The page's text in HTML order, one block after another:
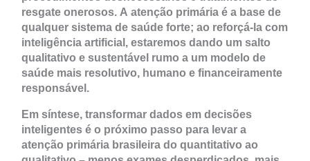
resgate onerosos. A atenção primária é a base de
qualquer sistema de saúde forte; ao reforçá-la com
inteligência artificial, estaremos dando um salto
qualitativo e sustentável rumo a um modelo de
saúde mais resolutivo, humano e financeiramente
responsável.
Em síntese, transformar dados em decisões
inteligentes é o próximo passo para levar a
atenção primária brasileira do quantitativo ao